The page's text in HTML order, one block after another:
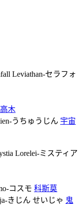
高木
宇宙
科斯莫
鬼